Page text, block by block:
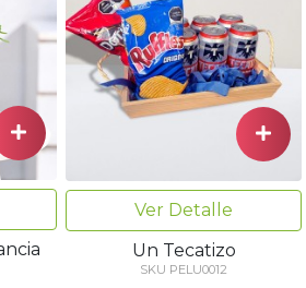
Ver Detalle
Un Tecatizo
SKU PELU0012